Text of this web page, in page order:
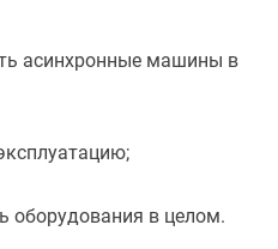
асинхронные машины в
оборудования в целом.